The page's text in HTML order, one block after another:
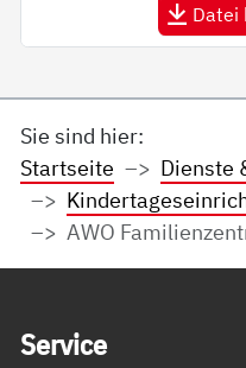
Datei
Sie sind hier:
Startseite
Dienste
AWO
Ser­vice